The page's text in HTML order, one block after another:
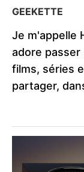
GEEKETTE
Je m'appelle
adore passer
films, séries
partager,